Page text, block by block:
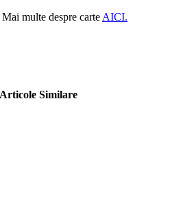
Mai multe despre carte AICI.
Articole Similare